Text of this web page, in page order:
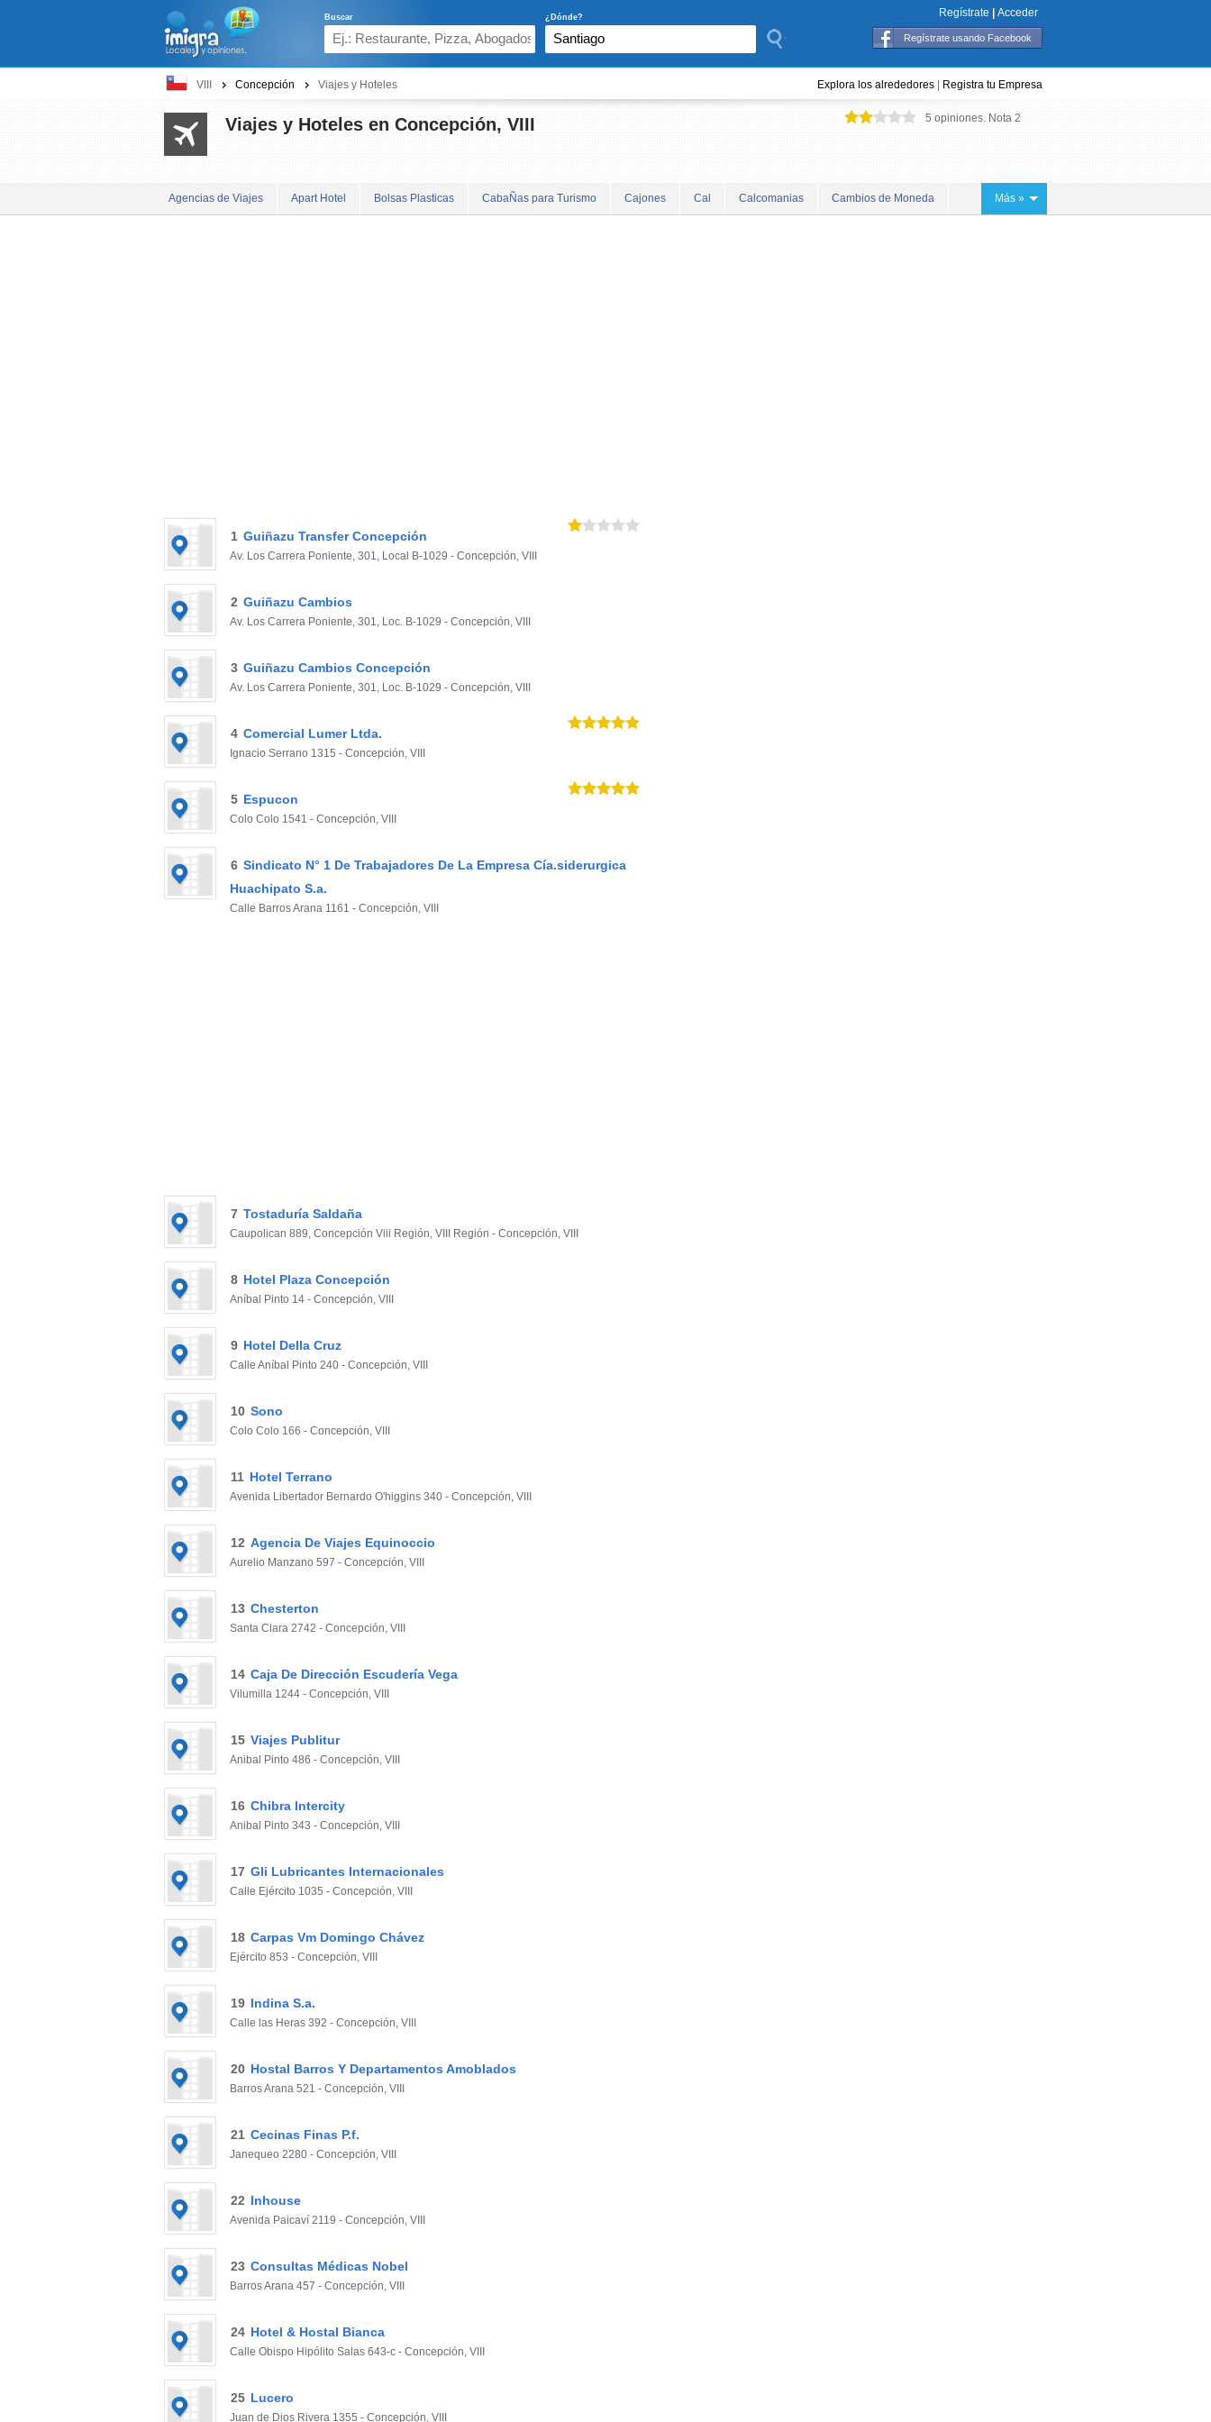
Buscar ¿Dónde?
Regístrate usando Facebook
Regístrate Acceder
VIII Concepción Viajes y Hoteles Explora los alrededores Registra tu Empresa
Viajes y Hoteles en Concepción, VIII 5 opiniones. Nota 2
Agencias de Viajes Apart Hotel Bolsas Plasticas CabaÑas para Turismo Cajones Cal Calcomanias Cambios de Moneda Más »
1 Guiñazu Transfer Concepción
Av. Los Carrera Poniente, 301, Local B-1029 - Concepción, VIII
2 Guiñazu Cambios
Av. Los Carrera Poniente, 301, Loc. B-1029 - Concepción, VIII
3 Guiñazu Cambios Concepción
Av. Los Carrera Poniente, 301, Loc. B-1029 - Concepción, VIII
4 Comercial Lumer Ltda.
Ignacio Serrano 1315 - Concepción, VIII
5 Espucon
Colo Colo 1541 - Concepción, VIII
6 Sindicato N° 1 De Trabajadores De La Empresa Cía.siderurgica
Huachipato S.a.
Calle Barros Arana 1161 - Concepción, VIII
7 Tostaduría Saldaña
Caupolican 889, Concepción Viii Región, VIII Región - Concepción, VIII
8 Hotel Plaza Concepción
Aníbal Pinto 14 - Concepción, VIII
9 Hotel Della Cruz
Calle Aníbal Pinto 240 - Concepción, VIII
10 Sono
Colo Colo 166 - Concepción, VIII
11 Hotel Terrano
Avenida Libertador Bernardo O'higgins 340 - Concepción, VIII
12 Agencia De Viajes Equinoccio
Aurelio Manzano 597 - Concepción, VIII
13 Chesterton
Santa Clara 2742 - Concepción, VIII
14 Caja De Dirección Escudería Vega
Vilumilla 1244 - Concepción, VIII
15 Viajes Publitur
Anibal Pinto 486 - Concepción, VIII
16 Chibra Intercity
Anibal Pinto 343 - Concepción, VIII
17 Gli Lubricantes Internacionales
Calle Ejército 1035 - Concepción, VIII
18 Carpas Vm Domingo Chávez
Ejército 853 - Concepción, VIII
19 Indina S.a.
Calle las Heras 392 - Concepción, VIII
20 Hostal Barros Y Departamentos Amoblados
Barros Arana 521 - Concepción, VIII
21 Cecinas Finas P.f.
Janequeo 2280 - Concepción, VIII
22 Inhouse
Avenida Paicaví 2119 - Concepción, VIII
23 Consultas Médicas Nobel
Barros Arana 457 - Concepción, VIII
24 Hotel & Hostal Bianca
Calle Obispo Hipólito Salas 643-c - Concepción, VIII
25 Lucero
Juan de Dios Rivera 1355 - Concepción, VIII